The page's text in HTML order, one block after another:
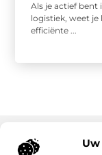
Als je actief
logistiek, weet
efficiënte ...